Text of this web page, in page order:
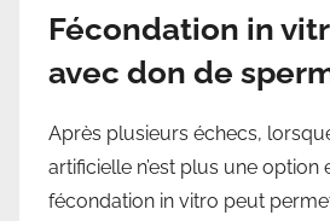
Fécondation in
avec don de
Après plusieurs échecs,
artificielle n’est plus une option
fécondation in vitro peut